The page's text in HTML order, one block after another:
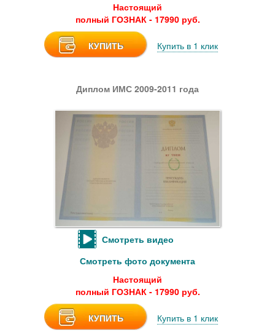
Настоящий
полный ГОЗНАК - 17990 руб.
КУПИТЬ Купить в 1 клик
Диплом ИМС 2009-2011 года
Смотреть видео
Смотреть фото документа
Настоящий
полный ГОЗНАК - 17990 руб.
КУПИТЬ Купить в 1 клик